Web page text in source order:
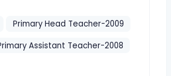
Primary Head Teacher-2009
Assistant Teacher-2008